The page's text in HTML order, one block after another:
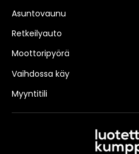
Asuntovaunu
Retkeilyauto
Moottoripyörä
Vaihdossa käy
Myyntitili